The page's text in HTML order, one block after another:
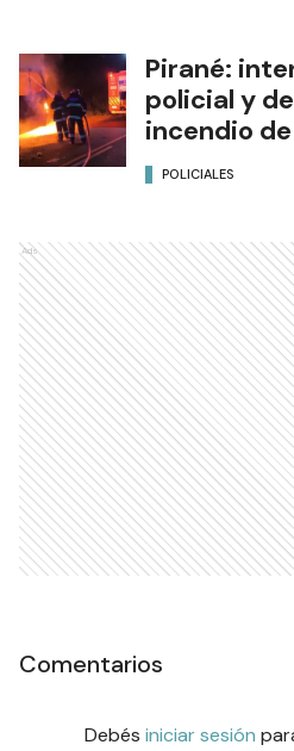
Pirané:
policial y
incendio
POLICIALES
Ads
Comentarios
Debés iniciar sesión